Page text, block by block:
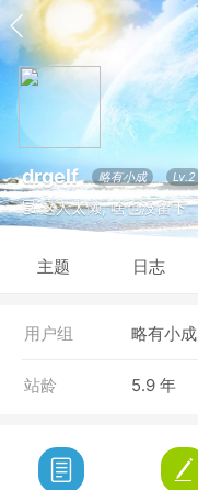
drgelf 略有小成 Lv.2
这人太懒, 啥也没留下
主题 日志
用户组 略有小成
站龄 5.9 年